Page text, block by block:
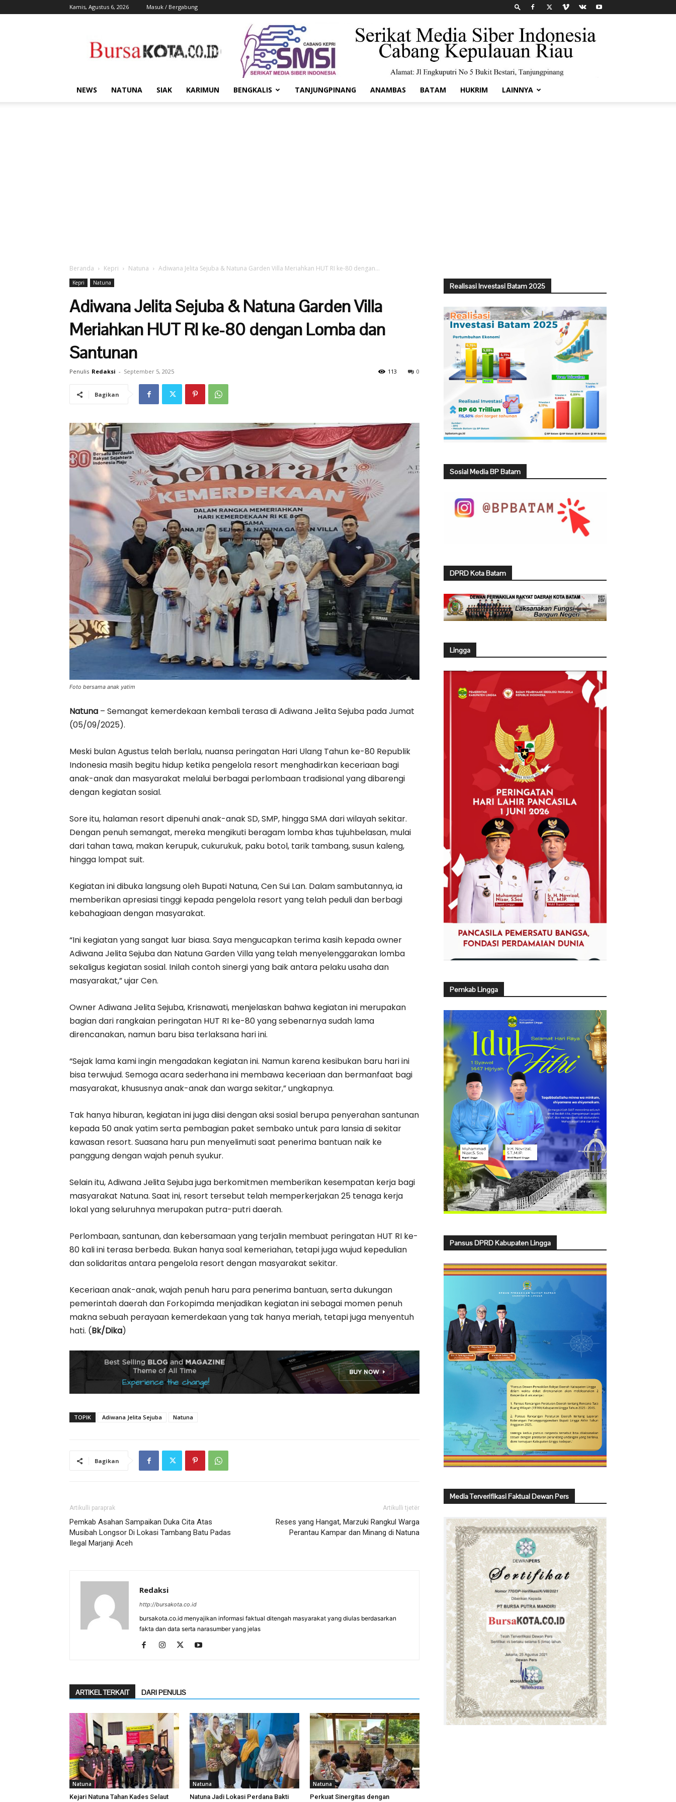
Kamis, Agustus 6, 2026 Masuk / Bergabung
Kota
NEWS NATUNA SIAK KARIMUN BENGKALIS TANJUNGPINANG ANAMBAS BATAM HUKRIM LAINNYA
Beranda Kepri Natuna Adiwana Jelita Sejuba & Natuna Garden Villa Meriahkan HUT RI ke-80 dengan...
Kepri Natuna
Adiwana Jelita Sejuba & Natuna Garden Villa
Meriahkan HUT RI ke-80 dengan Lomba dan
Santunan
Penulis Redaksi - September 5, 2025 0
113
Bagikan
Foto bersama anak yatim
Natuna – Semangat kemerdekaan kembali terasa di Adiwana Jelita Sejuba pada Jumat
(05/09/2025).
Meski bulan Agustus telah berlalu, nuansa peringatan Hari Ulang Tahun ke-80 Republik
Indonesia masih begitu hidup ketika pengelola resort menghadirkan keceriaan bagi
anak-anak dan masyarakat melalui berbagai perlombaan tradisional yang dibarengi
dengan kegiatan sosial.
Sore itu, halaman resort dipenuhi anak-anak SD, SMP, hingga SMA dari wilayah sekitar.
Dengan penuh semangat, mereka mengikuti beragam lomba khas tujuhbelasan, mulai
dari tahan tawa, makan kerupuk, cukurukuk, paku botol, tarik tambang, susun kaleng,
hingga lompat suit.
Kegiatan ini dibuka langsung oleh Bupati Natuna, Cen Sui Lan. Dalam sambutannya, ia
memberikan apresiasi tinggi kepada pengelola resort yang telah peduli dan berbagi
kebahagiaan dengan masyarakat.
“Ini kegiatan yang sangat luar biasa. Saya mengucapkan terima kasih kepada owner
Adiwana Jelita Sejuba dan Natuna Garden Villa yang telah menyelenggarakan lomba
sekaligus kegiatan sosial. Inilah contoh sinergi yang baik antara pelaku usaha dan
masyarakat,” ujar Cen.
Owner Adiwana Jelita Sejuba, Krisnawati, menjelaskan bahwa kegiatan ini merupakan
bagian dari rangkaian peringatan HUT RI ke-80 yang sebenarnya sudah lama
direncanakan, namun baru bisa terlaksana hari ini.
“Sejak lama kami ingin mengadakan kegiatan ini. Namun karena kesibukan baru hari ini
bisa terwujud. Semoga acara sederhana ini membawa keceriaan dan bermanfaat bagi
masyarakat, khususnya anak-anak dan warga sekitar,” ungkapnya.
Tak hanya hiburan, kegiatan ini juga diisi dengan aksi sosial berupa penyerahan santunan
kepada 50 anak yatim serta pembagian paket sembako untuk para lansia di sekitar
kawasan resort. Suasana haru pun menyelimuti saat penerima bantuan naik ke
panggung dengan wajah penuh syukur.
Selain itu, Adiwana Jelita Sejuba juga berkomitmen memberikan kesempatan kerja bagi
masyarakat Natuna. Saat ini, resort tersebut telah memperkerjakan 25 tenaga kerja
lokal yang seluruhnya merupakan putra-putri daerah.
Perlombaan, santunan, dan kebersamaan yang terjalin membuat peringatan HUT RI ke-
80 kali ini terasa berbeda. Bukan hanya soal kemeriahan, tetapi juga wujud kepedulian
dan solidaritas antara pengelola resort dengan masyarakat sekitar.
Keceriaan anak-anak, wajah penuh haru para penerima bantuan, serta dukungan
pemerintah daerah dan Forkopimda menjadikan kegiatan ini sebagai momen penuh
makna sebuah perayaan kemerdekaan yang tak hanya meriah, tetapi juga menyentuh
hati. (Bk/Dika)
TOPIK Adiwana Jelita Sejuba Natuna
Bagikan
Artikulli paraprak
Pemkab Asahan Sampaikan Duka Cita Atas
Musibah Longsor Di Lokasi Tambang Batu Padas
Ilegal Marjanji Aceh
Artikulli tjetër
Reses yang Hangat, Marzuki Rangkul Warga
Perantau Kampar dan Minang di Natuna
Redaksi
http://bursakota.co.id
bursakota.co.id menyajikan informasi faktual ditengah masyarakat yang diulas berdasarkan
fakta dan data serta narasumber yang jelas
ARTIKEL TERKAIT DARI PENULIS
Natuna
Kejari Natuna Tahan Kades Selaut
Natuna
Natuna Jadi Lokasi Perdana Bakti
Natuna
Perkuat Sinergitas dengan
Realisasi Investasi Batam 2025
Sosial Media BP Batam
DPRD Kota Batam
Lingga
Pemkab Lingga
Pansus DPRD Kabupaten Lingga
Media Terverifikasi Faktual Dewan Pers